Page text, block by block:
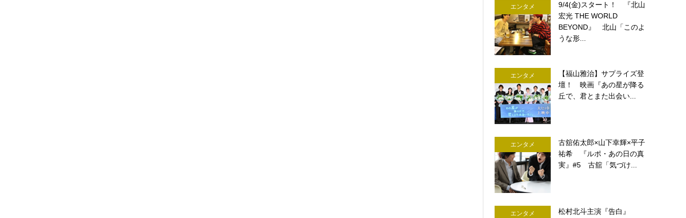
エンタメ
9/4(金)スタート！ 『北山
宏光 THE WORLD
BEYOND』 北山「このよ
うな形...
エンタメ
【福山雅治】サプライズ登
壇！ 映画『あの星が降る
丘で、君とまた出会い...
エンタメ
古舘佑太郎×山下幸輝×平子
祐希 『ルポ・あの日の真
実』#5 古舘「気づけ...
エンタメ
松村北斗主演『告白』